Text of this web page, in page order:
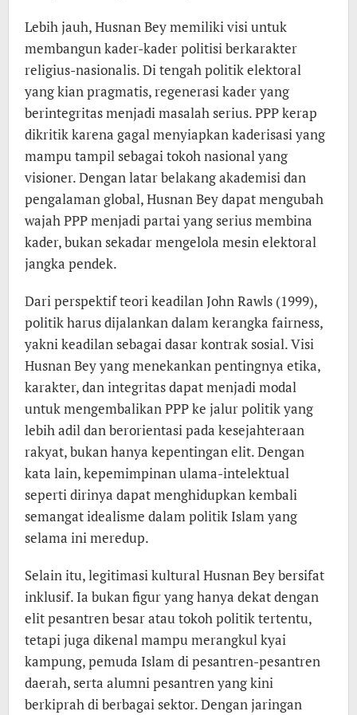
Lebih jauh, Husnan Bey memiliki visi untuk
membangun kader-kader politisi berkarakter
religius-nasionalis. Di tengah politik elektoral
yang kian pragmatis, regenerasi kader yang
berintegritas menjadi masalah serius. PPP kerap
dikritik karena gagal menyiapkan kaderisasi yang
mampu tampil sebagai tokoh nasional yang
visioner. Dengan latar belakang akademisi dan
pengalaman global, Husnan Bey dapat mengubah
wajah PPP menjadi partai yang serius membina
kader, bukan sekadar mengelola mesin elektoral
jangka pendek.
Dari perspektif teori keadilan John Rawls (1999),
politik harus dijalankan dalam kerangka fairness,
yakni keadilan sebagai dasar kontrak sosial. Visi
Husnan Bey yang menekankan pentingnya etika,
karakter, dan integritas dapat menjadi modal
untuk mengembalikan PPP ke jalur politik yang
lebih adil dan berorientasi pada kesejahteraan
rakyat, bukan hanya kepentingan elit. Dengan
kata lain, kepemimpinan ulama-intelektual
seperti dirinya dapat menghidupkan kembali
semangat idealisme dalam politik Islam yang
selama ini meredup.
Selain itu, legitimasi kultural Husnan Bey bersifat
inklusif. Ia bukan figur yang hanya dekat dengan
elit pesantren besar atau tokoh politik tertentu,
tetapi juga dikenal mampu merangkul kyai
kampung, pemuda Islam di pesantren-pesantren
daerah, serta alumni pesantren yang kini
berkiprah di berbagai sektor. Dengan jaringan